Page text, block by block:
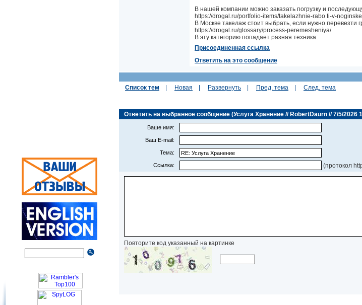
В нашей компании можно заказать погрузку и
https://drogal.ru/portfolio-items/takelazhnie-rabo ti-v-
В Москве такелаж стоит выбрать, если нужно перевезти
https://drogal.ru/glossary/process-peremesheniya/
В эту категорию попадает разная техника:
Присоединенная ссылка
Ответить на это сообщение
Список тем Новая Развернуть Пред. тема След. тема
Ответить на выбранное сообщение (Услуга Хранение // RobertDaurn // 7/5/2026
Ваше имя:
Ваш E-mail:
Тема:
Ссылка: (протокол
Повторите код указанный на картинке